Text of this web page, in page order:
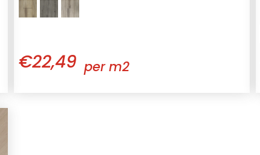
€22,49 per m2